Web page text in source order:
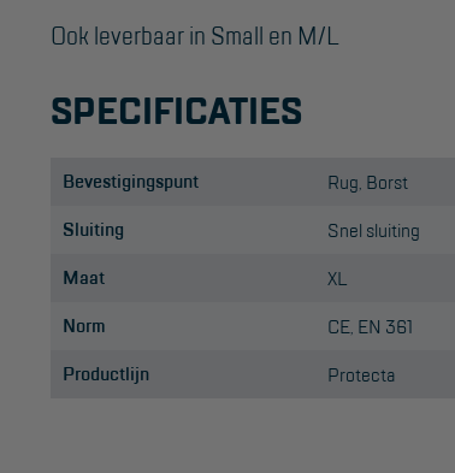
Ook leverbaar in Small en M/L
SPECIFICATIES
Bevestigingspunt Rug, Borst
Sluiting Snel sluiting
Maat XL
Norm CE, EN 361
Productlijn Protecta